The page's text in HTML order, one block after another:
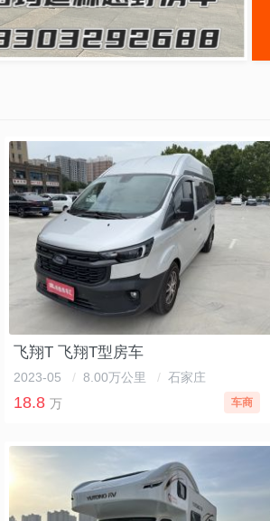
飞翔T 飞翔T型房车
2023-05 / 8.00万公里 / 石家庄
18.8 万 车商